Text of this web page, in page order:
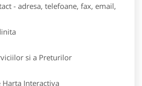
- adresa, telefoane, fax, email,
si a Preturilor
Interactiva